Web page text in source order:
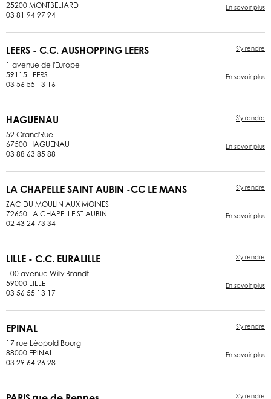
25200 MONTBELIARD
03 81 94 97 94
En savoir plus
LEERS - C.C. AUSHOPPING LEERS
1 avenue de l'Europe
59115 LEERS
03 56 55 13 16
S'y rendre
En savoir plus
HAGUENAU
52 Grand'Rue
67500 HAGUENAU
03 88 63 85 88
S'y rendre
En savoir plus
LA CHAPELLE SAINT AUBIN -CC LE MANS
ZAC DU MOULIN AUX MOINES
72650 LA CHAPELLE ST AUBIN
02 43 24 73 34
S'y rendre
En savoir plus
LILLE - C.C. EURALILLE
100 avenue Willy Brandt
59000 LILLE
03 56 55 13 17
S'y rendre
En savoir plus
EPINAL
17 rue Léopold Bourg
88000 EPINAL
03 29 64 26 28
S'y rendre
En savoir plus
S'y rendre